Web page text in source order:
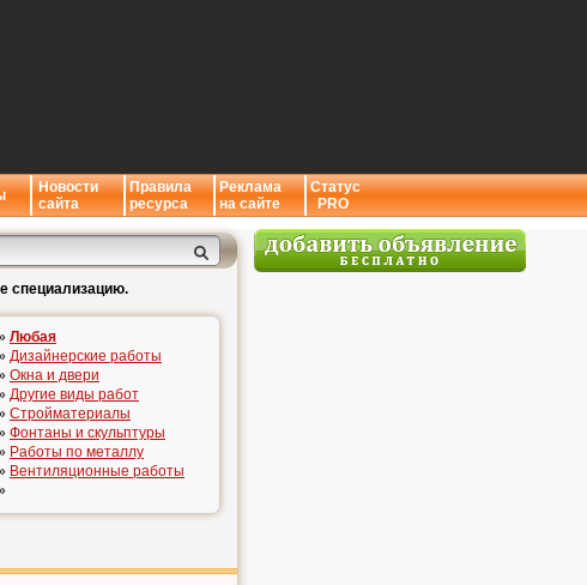
Новости
сайта
Правила
ресурса
Реклама
на сайте
Статус
PRO
специализацию.
Любая
Дизайнерские работы
Окна и двери
Другие виды работ
Стройматериалы
Фонтаны и скульптуры
Работы по металлу
Вентиляционные работы